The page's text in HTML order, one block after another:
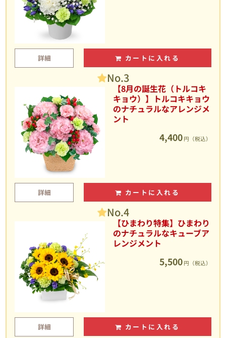
詳細 カートに入れる
No.3
【8月の誕生花（トルコキ
キョウ）】トルコキキョウ
のナチュラルなアレンジメ
ント
4,400 円（税込）
詳細 カートに入れる
No.4
【ひまわり特集】ひまわり
のナチュラルなキューブア
レンジメント
5,500 円（税込）
詳細 カートに入れる